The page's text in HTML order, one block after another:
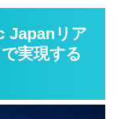
Japanリア
実現する